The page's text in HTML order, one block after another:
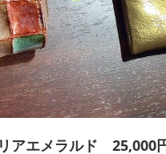
アエメラルド 25,000